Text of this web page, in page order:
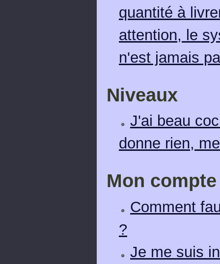
quantité à
attention, le
n'est jamais
Niveaux
J'ai beau
donne rien,
Mon compte
Comment
?
Je me suis